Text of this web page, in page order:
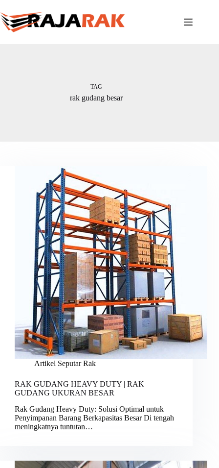
to
content
TAG
rak gudang besar
Artikel Seputar Rak
RAK GUDANG HEAVY DUTY | RAK
GUDANG UKURAN BESAR
Rak Gudang Heavy Duty: Solusi Optimal untuk
Penyimpanan Barang Berkapasitas Besar Di tengah
meningkatnya tuntutan…